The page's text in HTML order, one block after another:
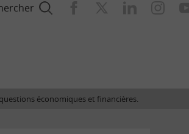
économiques et financières.